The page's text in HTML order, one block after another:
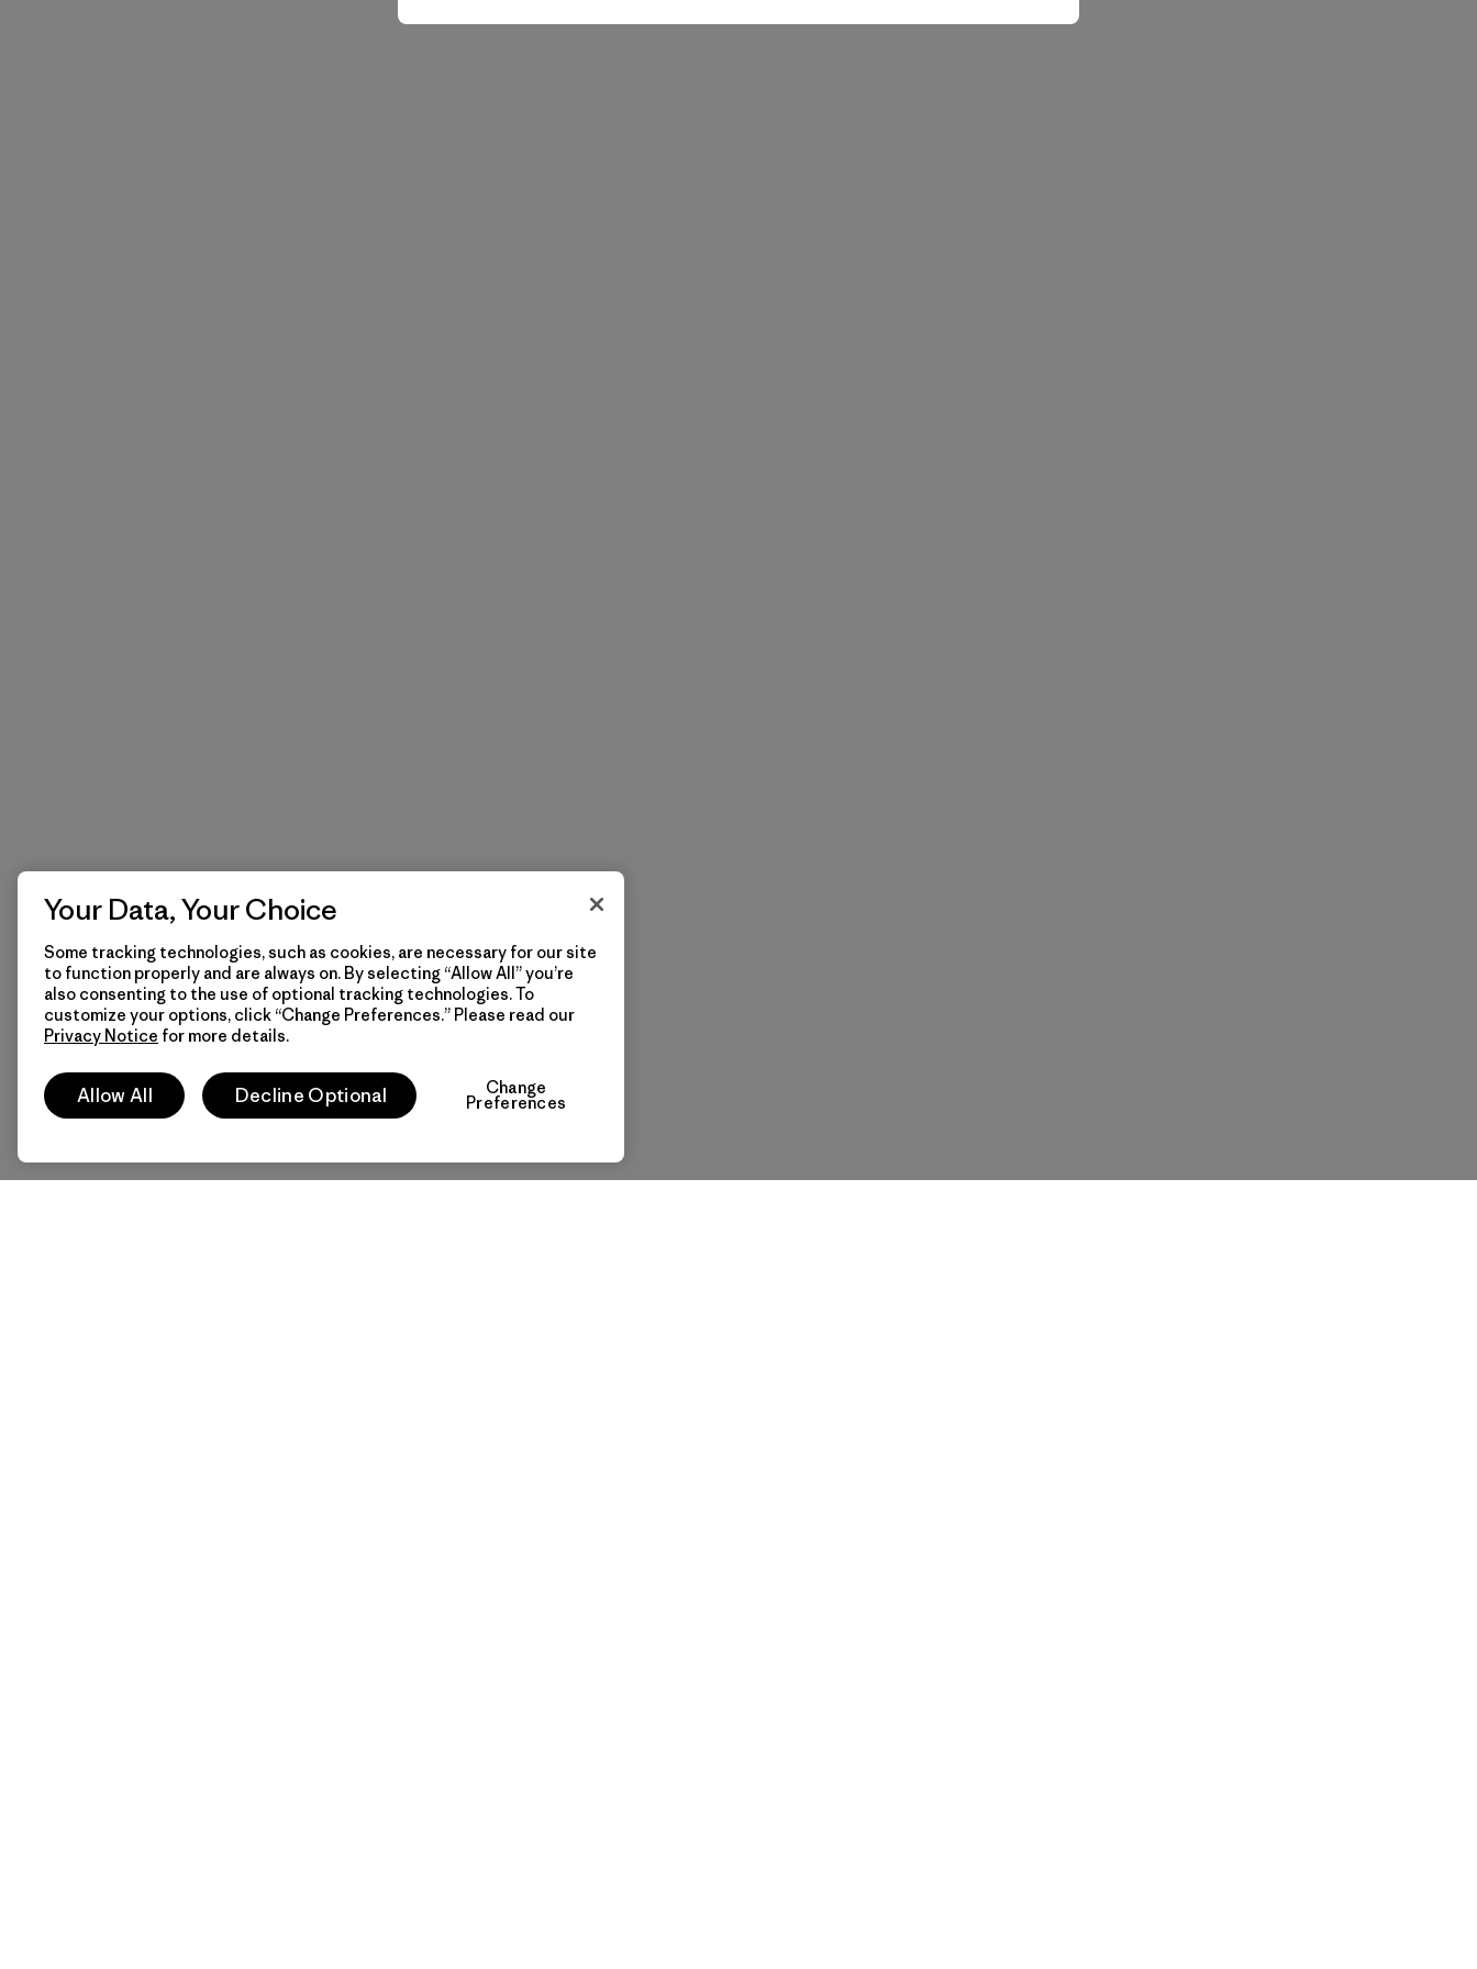
Your Data, Your Choice
Some tracking technologies, such as cookies, are necessary for our site
to function properly and are always on. By selecting “Allow All” you’re
also consenting to the use of optional tracking technologies. To
customize your options, click “Change Preferences.” Please read our
Privacy Notice for more details.
Allow All Decline Optional Change
Preferences